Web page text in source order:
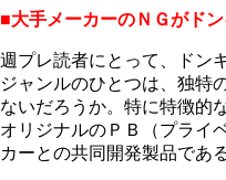
■大手メーカーのＮＧがドン
週プレ読者にとって、ドン
ジャンルのひとつは、独特
ないだろうか。特に特徴的
オリジナルのＰＢ（プライ
カーとの共同開発製品であ